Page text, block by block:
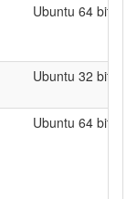
Ubuntu 64 bits
Ubuntu 32 bits
Ubuntu 64 bits et